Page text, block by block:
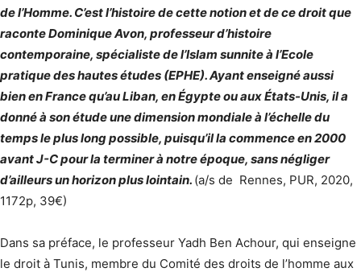
de l’Homme. C’est l’histoire de cette notion et de ce droit que
raconte Dominique Avon, professeur d’histoire
contemporaine, spécialiste de l’Islam sunnite à l’Ecole
pratique des hautes études (EPHE). Ayant enseigné aussi
bien en France qu’au Liban, en Égypte ou aux États-Unis, il a
donné à son étude une dimension mondiale à l’échelle du
temps le plus long possible, puisqu’il la commence en 2000
avant J-C pour la terminer à notre époque, sans négliger
d’ailleurs un horizon plus lointain. (a/s de Rennes, PUR, 2020,
1172p, 39€)
Dans sa préface, le professeur Yadh Ben Achour, qui enseigne
le droit à Tunis, membre du Comité des droits de l’homme aux